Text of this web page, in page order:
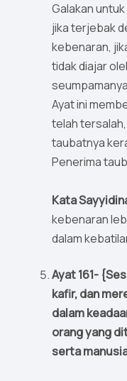
Galakan
jika terjebak
kebenaran,
tidak diajar
Ayat ini
telah
taubatnya
Penerima
Kata
kebenaran
dalam
Ayat 161-
kafir, dan
dalam
orang yang
serta